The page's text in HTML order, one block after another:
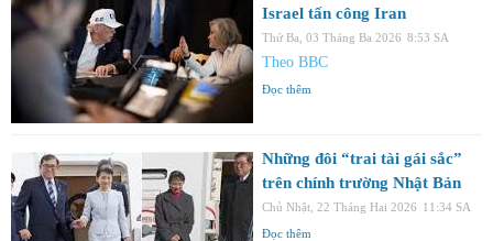
Israel tấn công Iran
Thứ Ba, 03 Tháng Ba 2026 8:53 SA
Theo BBC
Đọc thêm
Những đôi “trai tài gái sắc”
trên chính trường Nhật Bản
Chủ Nhật, 22 Tháng Hai 2026 11:34 SA
Đọc thêm